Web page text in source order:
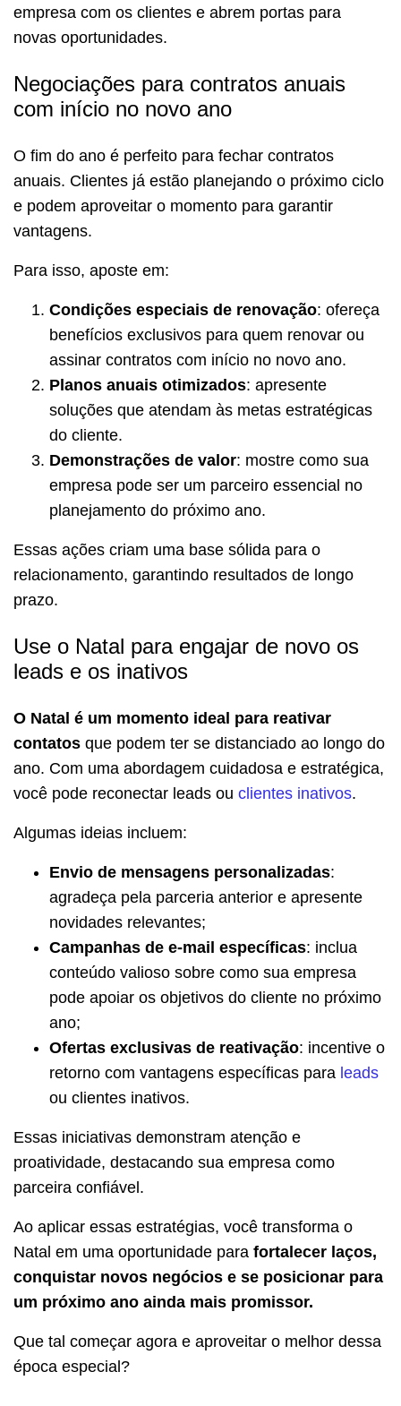
empresa com os clientes e abrem portas para
novas oportunidades.
Negociações para contratos anuais
com início no novo ano
O fim do ano é perfeito para fechar contratos
anuais. Clientes já estão planejando o próximo ciclo
e podem aproveitar o momento para garantir
vantagens.
Para isso, aposte em:
Condições especiais de renovação: ofereça
benefícios exclusivos para quem renovar ou
assinar contratos com início no novo ano.
Planos anuais otimizados: apresente
soluções que atendam às metas estratégicas
do cliente.
Demonstrações de valor: mostre como sua
empresa pode ser um parceiro essencial no
planejamento do próximo ano.
Essas ações criam uma base sólida para o
relacionamento, garantindo resultados de longo
prazo.
Use o Natal para engajar de novo os
leads e os inativos
O Natal é um momento ideal para reativar
contatos que podem ter se distanciado ao longo do
ano. Com uma abordagem cuidadosa e estratégica,
você pode reconectar leads ou clientes inativos.
Algumas ideias incluem:
Envio de mensagens personalizadas:
agradeça pela parceria anterior e apresente
novidades relevantes;
Campanhas de e-mail específicas: inclua
conteúdo valioso sobre como sua empresa
pode apoiar os objetivos do cliente no próximo
ano;
Ofertas exclusivas de reativação: incentive o
retorno com vantagens específicas para leads
ou clientes inativos.
Essas iniciativas demonstram atenção e
proatividade, destacando sua empresa como
parceira confiável.
Ao aplicar essas estratégias, você transforma o
Natal em uma oportunidade para fortalecer laços,
conquistar novos negócios e se posicionar para
um próximo ano ainda mais promissor.
Que tal começar agora e aproveitar o melhor dessa
época especial?